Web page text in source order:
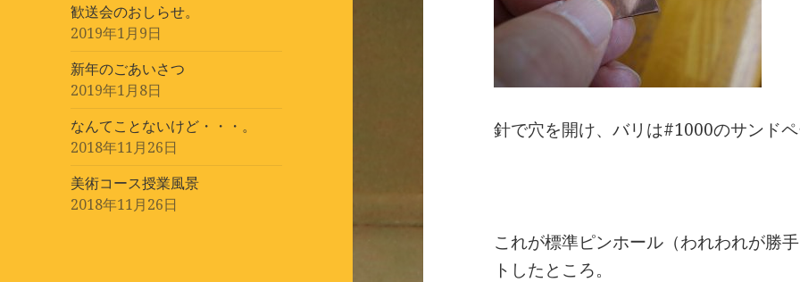
歓送会のおしらせ。
2019年1月9日
新年のごあいさつ
2019年1月8日
なんてことないけど・・・。
2018年11月26日
美術コース授業風景
2018年11月26日
針で穴を開け、バリは#1000のサンド
これが標準ピンホール（われわれが勝
トしたところ。